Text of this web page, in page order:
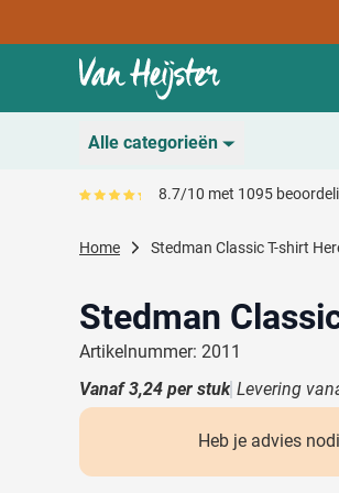
Ga naar de inhoud
Alle categorieën
Duurzaam
Kantoorartikelen
Tassen
Gemiddeld reviewpercentage is 87
8.7/10 met 1095
Home Stedman Classic T-shirt
Stedman
Artikelnummer: 2011
Vanaf3,24 per stuk Levering
Heb je advies